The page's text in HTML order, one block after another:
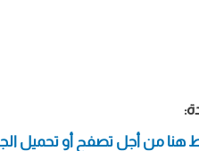
من أجل تصفح أو تحميل